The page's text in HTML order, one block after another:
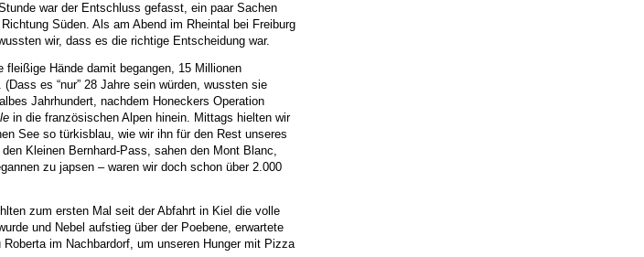
war der Entschluss gefasst, ein paar Sachen
Süden. Als am Abend im Rheintal bei Freiburg
wir, dass es die richtige Entscheidung war.
Hände damit begangen, 15 Millionen
es “nur” 28 Jahre sein würden, wussten sie
Jahrhundert, nachdem Honeckers Operation
in die französischen Alpen hinein. Mittags hielten wir
See so türkisblau, wie wir ihn für den Rest unseres
Kleinen Bernhard-Pass, sahen den Mont Blanc,
zu japsen – waren wir doch schon über 2.000
zum ersten Mal seit der Abfahrt in Kiel die volle
und Nebel aufstieg über der Poebene, erwartete
im Nachbardorf, um unseren Hunger mit Pizza